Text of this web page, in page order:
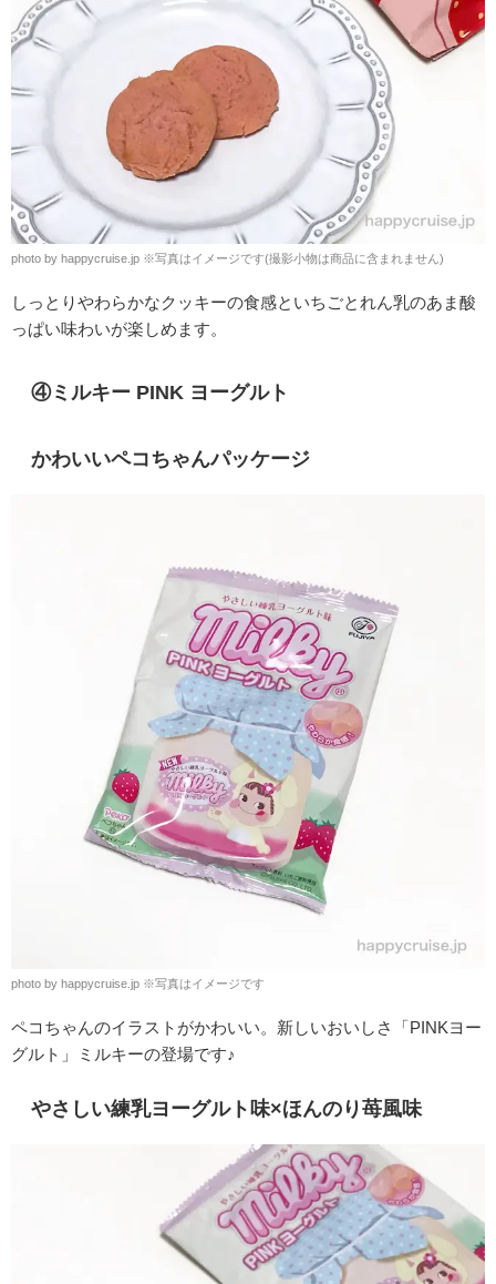
photo by happycruise.jp ※写真はイメージです(撮影小物は商品に含まれません)
しっとりやわらかなクッキーの食感といちごとれん乳のあま酸
っぱい味わいが楽しめます。
④ミルキー PINK ヨーグルト
かわいいペコちゃんパッケージ
photo by happycruise.jp ※写真はイメージです
ペコちゃんのイラストがかわいい。 新しいおいしさ「PINKヨー
グルト」ミルキーの登場です♪
やさしい練乳ヨーグルト味×ほんのり苺風味